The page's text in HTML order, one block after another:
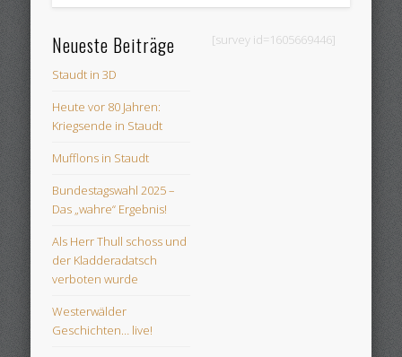
Neueste Beiträge
Staudt in 3D
Heute vor 80 Jahren:
Kriegsende in Staudt
Mufflons in Staudt
Bundestagswahl 2025 –
Das „wahre“ Ergebnis!
Als Herr Thull schoss und
der Kladderadatsch
verboten wurde
Westerwälder
Geschichten… live!
[survey id=1605669446]